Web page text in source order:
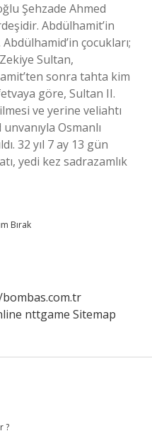
Şehzade Ahmed
Abdülhamit’in
çocukları;
Sultan,
sonra tahta kim
göre, Sultan II.
ve yerine veliahtı
Osmanlı
32 yıl 7 ay 13 gün
yedi kez sadrazamlık
Bırak
nttgame Sitemap
?